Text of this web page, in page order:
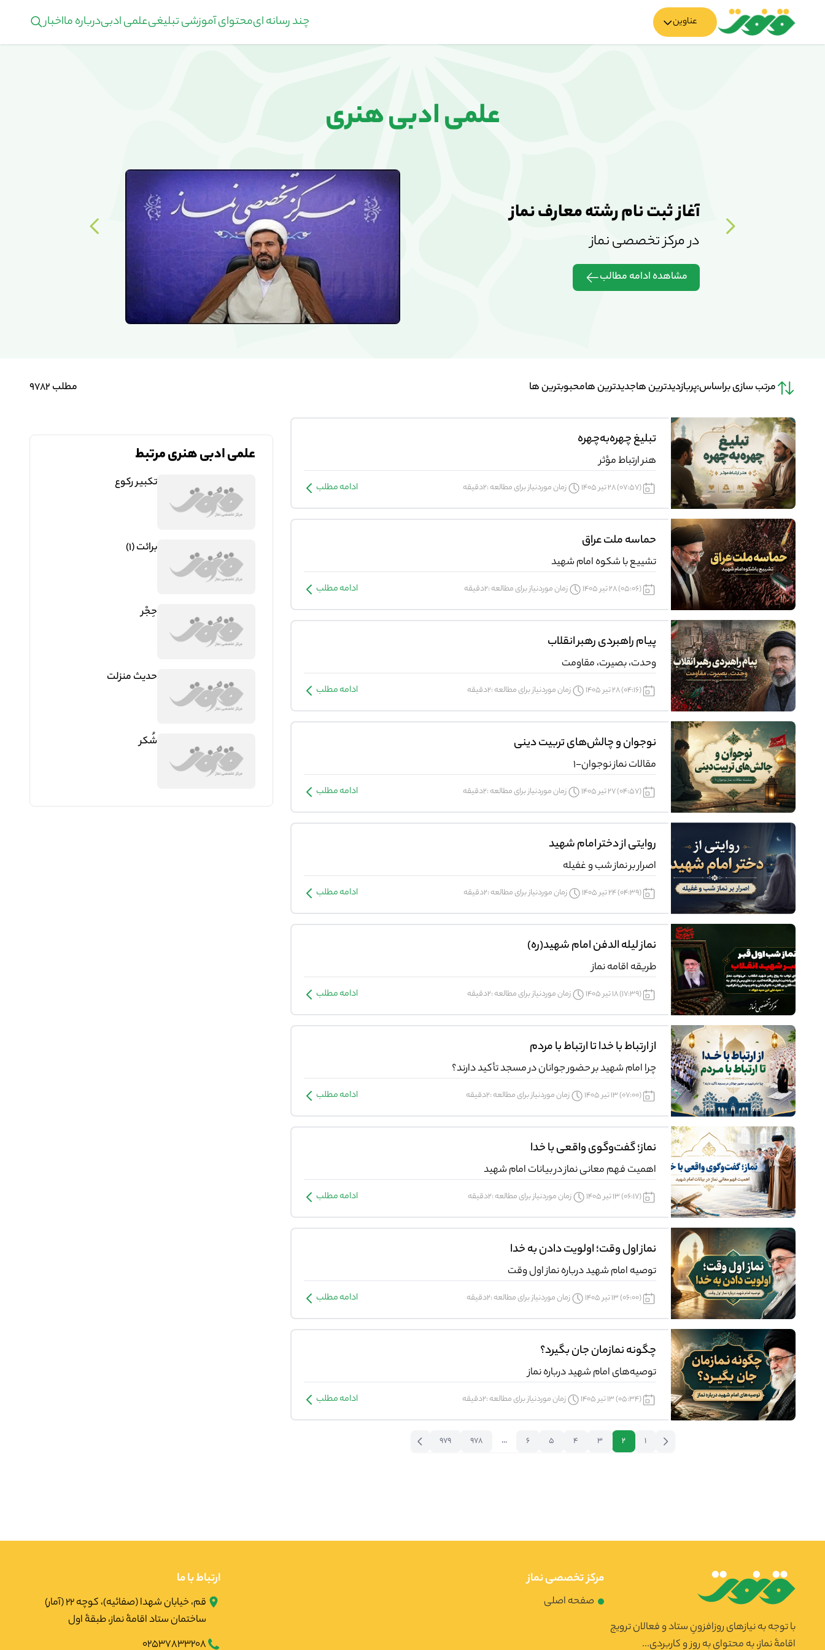
عناوین چند رسانه ایمحتوای آموزشی تبلیغیعلمی ادبیدرباره مااخبار
علمی ادبی هنری
آغاز ثبت نام رشته معارف نماز
در مرکز تخصصی نماز
مشاهده ادامه مطالب
آغاز ثبت نام
در مرکز تخصصی نماز
مرتب سازی براساس:پربازدیدترین هاجدیدترین هامحبوبترین ها مطلب 9782
تبلیغ چهره‌به‌چهره
هنر ارتباط مؤثر
(07:57) 28 تیر 1405 زمان موردنیاز برای مطالعه :2دقیقه ادامه مطلب
حماسه ملت عراق
تشییع با شکوه امام شهید
(05:06) 28 تیر 1405 زمان موردنیاز برای مطالعه :2دقیقه ادامه مطلب
پیام راهبردی رهبر انقلاب
وحدت، بصیرت، مقاومت
(04:16) 28 تیر 1405 زمان موردنیاز برای مطالعه :2دقیقه ادامه مطلب
نوجوان و چالش‌های تربیت دینی
مقالات نماز نوجوان-1
(04:57) 27 تیر 1405 زمان موردنیاز برای مطالعه :2دقیقه ادامه مطلب
روایتی از دختر امام شهید
اصرار بر نماز شب و غفیله
(04:39) 24 تیر 1405 زمان موردنیاز برای مطالعه :2دقیقه ادامه مطلب
نماز لیله الدفن امام شهید(ره)
طریقه اقامه نماز
(17:39) 18 تیر 1405 زمان موردنیاز برای مطالعه :2دقیقه ادامه مطلب
از ارتباط با خدا تا ارتباط با مردم
چرا امام شهید بر حضور جوانان در مسجد تأکید دارند؟
(07:00) 13 تیر 1405 زمان موردنیاز برای مطالعه :2دقیقه ادامه مطلب
نماز؛ گفت‌وگوی واقعی با خدا
اهمیت فهم معانی نماز در بیانات امام شهید
(06:17) 13 تیر 1405 زمان موردنیاز برای مطالعه :2دقیقه ادامه مطلب
نماز اول وقت؛ اولویت دادن به خدا
توصیه امام شهید درباره نماز اول وقت
(06:00) 13 تیر 1405 زمان موردنیاز برای مطالعه :2دقیقه ادامه مطلب
چگونه نمازمان جان بگیرد؟
توصیه‌های امام شهید درباره نماز
(05:34) 13 تیر 1405 زمان موردنیاز برای مطالعه :2دقیقه ادامه مطلب
1
2
3
4
5
6
...
978
979
علمی ادبی هنری مرتبط
تکبیر رکوع
برائت (1)
حِجْر
حدیث منزلت
شُکر
با توجه به نیازهای روزافزونِ ستاد و فعالان ترویج
اقامۀ نماز، به محتوای به روز و کاربردی...
مرکز تخصصی نماز
صفحه اصلی
ارتباط با ما
قم، خیابان شهدا (صفائیه)، کوچه ۲۲ (آمار)
ساختمان ستاد اقامۀ نماز، طبقۀ اول
02537833208